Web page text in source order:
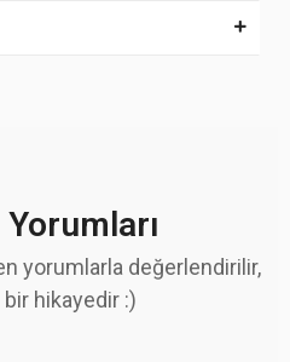
yorumlarla değerlendirilir,
hikayedir :)